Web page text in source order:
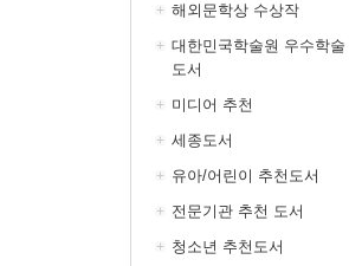
해외문학상 수상작
대한민국학술원 우수학술
도서
미디어 추천
세종도서
유아/어린이 추천도서
전문기관 추천 도서
청소년 추천도서